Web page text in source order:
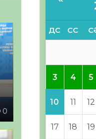
0
ДС СС СӘ
3 4 5
10 11 12
17 18 19